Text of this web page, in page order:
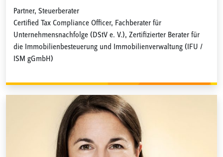
Partner, Steuerberater
Certified Tax Compliance Officer, Fachberater für
Unternehmensnachfolge (DStV e. V.), Zertifizierter Berater für
die Immobilienbesteuerung und Immobilienverwaltung (IFU /
ISM gGmbH)